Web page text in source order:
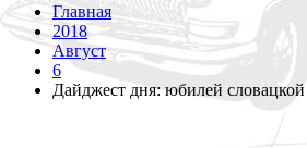
Главная
2018
Август
6
Дайджест дня: юбилей